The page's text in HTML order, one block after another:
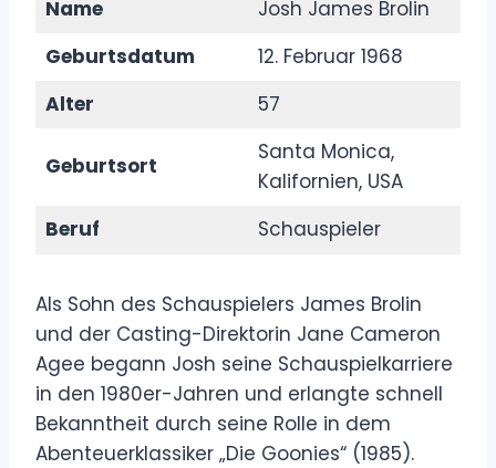
Name
Josh James Brolin
Geburtsdatum
12. Februar 1968
Alter
57
Geburtsort
Santa Monica,
Kalifornien, USA
Beruf
Schauspieler
Als Sohn des Schauspielers James Brolin
und der Casting-Direktorin Jane Cameron
Agee begann Josh seine Schauspielkarriere
in den 1980er-Jahren und erlangte schnell
Bekanntheit durch seine Rolle in dem
Abenteuerklassiker „Die Goonies“ (1985).